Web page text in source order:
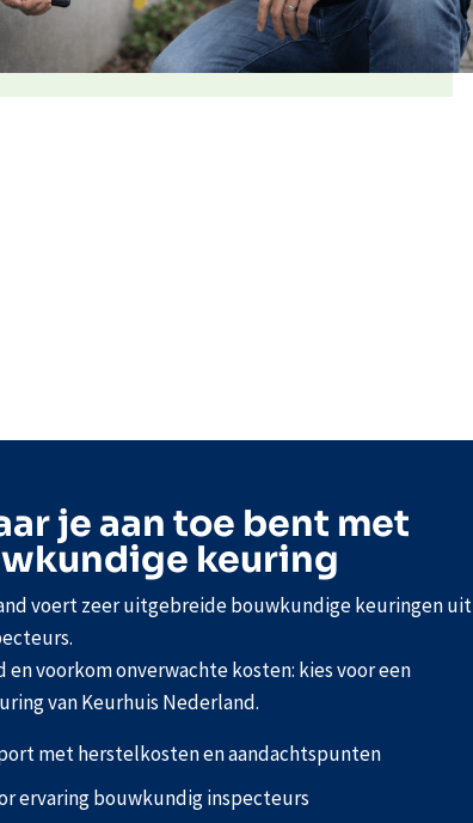
je aan toe bent met
keuring
voert zeer uitgebreide bouwkundige keuringen uit
en voorkom onverwachte kosten: kies voor een
van Keurhuis Nederland.
met herstelkosten en aandachtspunten
ervaring bouwkundig inspecteurs